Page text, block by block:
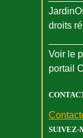
droits
Voir le
portail
SUIVEZ-